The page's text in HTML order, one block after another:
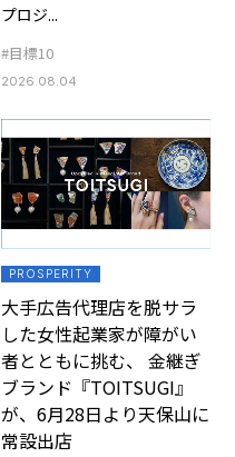
プロジ...
#目標10
2026.08.04
PROSPERITY
大手広告代理店を脱サラ
した女性起業家が障がい
者とともに挑む、 金継ぎ
ブランド『TOITSUGI』
が、6月28日より天保山に
常設出店